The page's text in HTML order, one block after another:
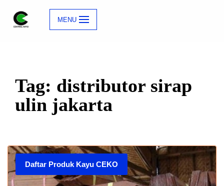
MENU
Tag: distributor sirap
ulin jakarta
Daftar Produk Kayu CEKO